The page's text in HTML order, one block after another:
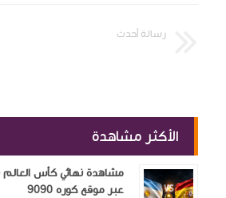
رسالة أحدث
الأكثر مشاهدة
مشاهدة نهائي كأس العالم
عبر موقع كوره 9090